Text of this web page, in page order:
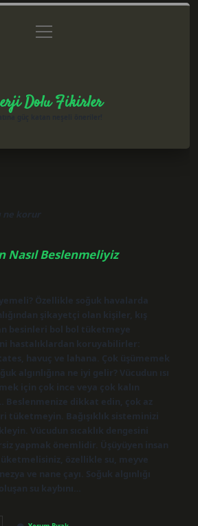
Gizlilik Politikası
menüyü
aç
Dolu Fikirler
ne korur
Nasıl Beslenmeliyiz
Özellikle soğuk havalarda
şikayetçi olan kişiler, kış
besinleri bol bol tüketmeye
hastalıklardan koruyabilirler:
havuç ve lahana. Çok üşümemek
algınlığına ne iyi gelir? Vücudun ısı
için çok ince veya çok kalın
Beslenmenize dikkat edin, çok az
tüketmeyin. Bağışıklık sisteminizi
Vücudun sıcaklık dengesini
yapmak önemlidir. Üşüyüyen insan
özellikle su, meyve
ve nane çayı. Soğuk algınlığı
su kaybını…